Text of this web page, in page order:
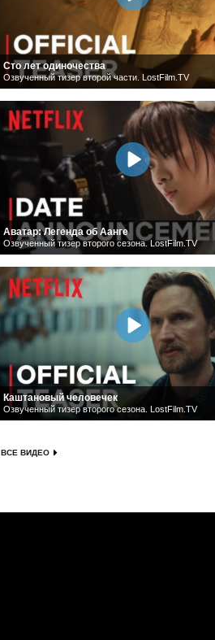
Сто лет одиночества
Озвученный тизер второй части. LostFilm.TV
Аватар: Легенда об Аанге
Озвученный тизер второго сезона. LostFilm.TV
Каштановый человечек
Озвученный тизер второго сезона. LostFilm.TV
ВСЕ ВИДЕО